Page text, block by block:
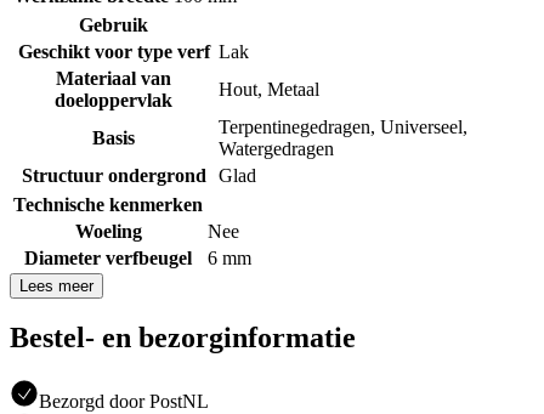
Gebruik
Geschikt voor type verf Lak
Materiaal van
doeloppervlak
Hout, Metaal
Basis
Terpentinegedragen, Universeel,
Watergedragen
Structuur ondergrond
Glad
Technische kenmerken
Woeling
Nee
Diameter verfbeugel
6 mm
Lees meer
Bestel- en bezorginformatie
Bezorgd door PostNL